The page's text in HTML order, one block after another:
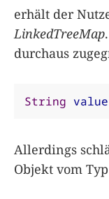
erhält der
LinkedTreeMap
durchaus
String value
Allerdings
Objekt vom Typ